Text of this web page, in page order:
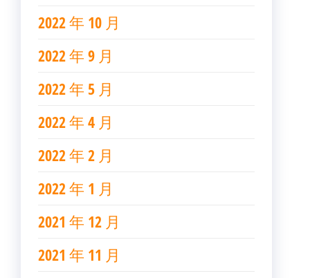
2022 年 10 月
2022 年 9 月
2022 年 5 月
2022 年 4 月
2022 年 2 月
2022 年 1 月
2021 年 12 月
2021 年 11 月